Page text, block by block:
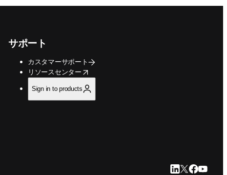
サポート
カスタマーサポート
リソースセンター
opens in new tab/window
Sign in to products
LinkedIn 新しい
Twitter 新しい
Facebook
YouTube